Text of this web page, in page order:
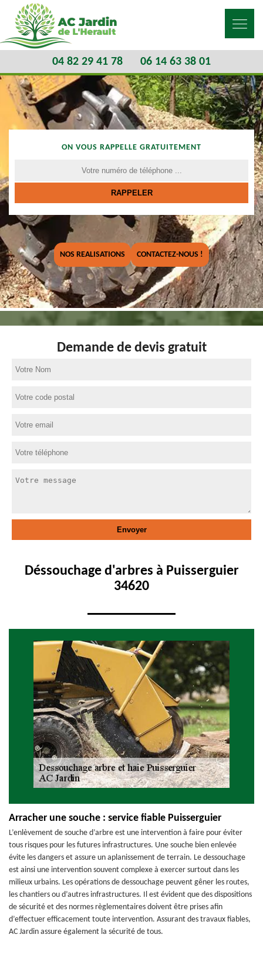
04 82 29 41 78 06 14 63 38 01
ON VOUS RAPPELLE GRATUITEMENT
NOS REALISATIONS CONTACTEZ-NOUS !
Demande de devis gratuit
Déssouchage d'arbres à Puisserguier
34620
Arracher une souche : service fiable Puisserguier
L’enlèvement de souche d’arbre est une intervention à faire pour éviter
tous risques pour les futures infrastructures. Une souche bien enlevée
évite les dangers et assure un aplanissement de terrain. Le dessouchage
est ainsi une intervention souvent complexe à exercer surtout dans les
milieux urbains. Les opérations de dessouchage peuvent gêner les routes,
les chantiers ou d’autres infrastructures. Il est évident que des dispositions
de sécurité et des normes règlementaires doivent être prises afin
d’effectuer efficacement toute intervention. Assurant des travaux fiables,
AC Jardin assure également la sécurité de tous.